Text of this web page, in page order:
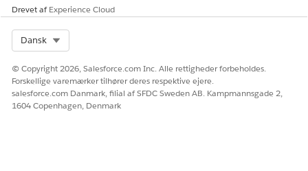
Drevet afExperience Cloud
Dansk
© Copyright 2026, Salesforce.com Inc. Alle rettigheder forbeholdes.
Forskellige varemærker tilhører deres respektive ejere.
salesforce.com Danmark, filial af SFDC Sweden AB. Kampmannsgade 2,
1604 Copenhagen, Denmark